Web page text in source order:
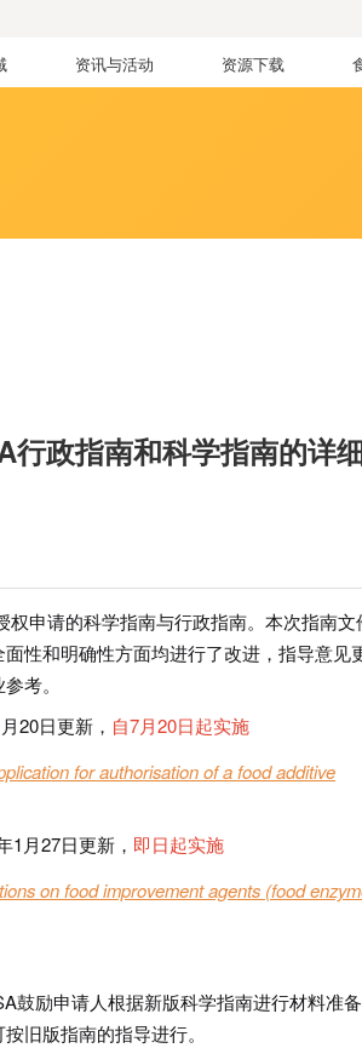
资讯与活动 资源下载
行政指南和科学指南的详
申请的科学指南与行政指南。本次指南文
性和明确性方面均进行了改进，指导意见
考。
20日更新， 自7月20日起实施
for authorisation of a food additive
1月27日更新， 即日起实施
on food improvement agents (food
鼓励申请人根据新版科学指南进行材料准备
旧版指南的指导进行。